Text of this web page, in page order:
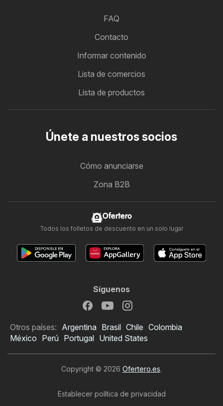
FAQ
Contacto
Informar contenido
Lista de comercios
Lista de productos
Únete a nuestros socios
Cómo anunciarse
Zona B2B
Ofertero
Todos los folletos de descuento en un solo lugar
Síguenos
Otros países: Argentina Brasil Chile Colombia
México Perú Portugal United States
Copyright © 2026 Ofertero.es.
Establecer política de privacidad